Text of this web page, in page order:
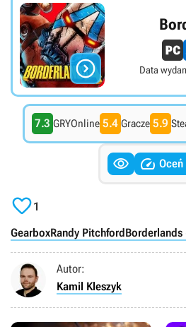
 Data
7.3 GRYOnline 5.4 Gracze 5.9
  Oceń
1
GearboxRandy Pitchford
Autor:
Kamil Kleszyk